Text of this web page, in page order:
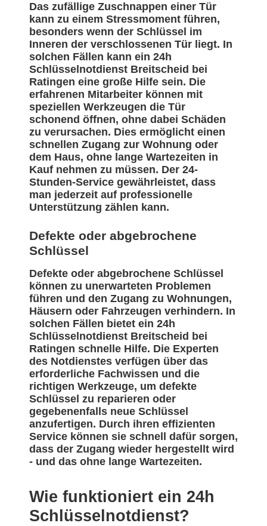
Das zufällige Zuschnappen einer Tür
kann zu einem Stressmoment führen,
besonders wenn der Schlüssel im
Inneren der verschlossenen Tür liegt. In
solchen Fällen kann ein 24h
Schlüsselnotdienst Breitscheid bei
Ratingen eine große Hilfe sein. Die
erfahrenen Mitarbeiter können mit
speziellen Werkzeugen die Tür
schonend öffnen, ohne dabei Schäden
zu verursachen. Dies ermöglicht einen
schnellen Zugang zur Wohnung oder
dem Haus, ohne lange Wartezeiten in
Kauf nehmen zu müssen. Der 24-
Stunden-Service gewährleistet, dass
man jederzeit auf professionelle
Unterstützung zählen kann.
Defekte oder abgebrochene
Schlüssel
Defekte oder abgebrochene Schlüssel
können zu unerwarteten Problemen
führen und den Zugang zu Wohnungen,
Häusern oder Fahrzeugen verhindern. In
solchen Fällen bietet ein 24h
Schlüsselnotdienst Breitscheid bei
Ratingen schnelle Hilfe. Die Experten
des Notdienstes verfügen über das
erforderliche Fachwissen und die
richtigen Werkzeuge, um defekte
Schlüssel zu reparieren oder
gegebenenfalls neue Schlüssel
anzufertigen. Durch ihren effizienten
Service können sie schnell dafür sorgen,
dass der Zugang wieder hergestellt wird
- und das ohne lange Wartezeiten.
Wie funktioniert ein 24h
Schlüsselnotdienst?